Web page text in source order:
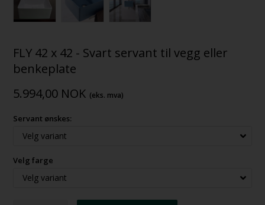
FLY 42 x 42 - Svart servant til vegg eller
benkeplate
5.994,00 NOK (eks. mva)
Servant ønskes:
Velg farge